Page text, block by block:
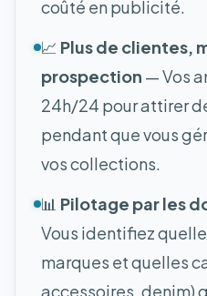
coûté en publicité.
📈 Plus de clientes,
prospection — Vos
24h/24 pour attirer
pendant que vous
vos collections.
📊 Pilotage par les
Vous identifiez
marques et quelles
accessoires, denim)